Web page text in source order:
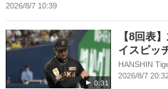
2026/8/7 10:39
0:31
【8回表
イスピッ
HANSHIN
2026/8/7